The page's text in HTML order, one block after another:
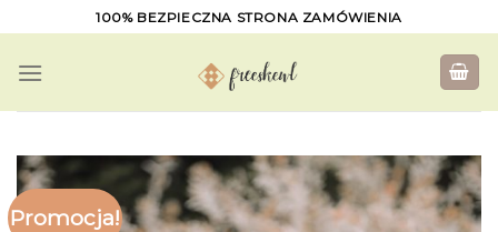
to
content
100% BEZPIECZNA STRONA ZAMÓWIENIA
Promocja!